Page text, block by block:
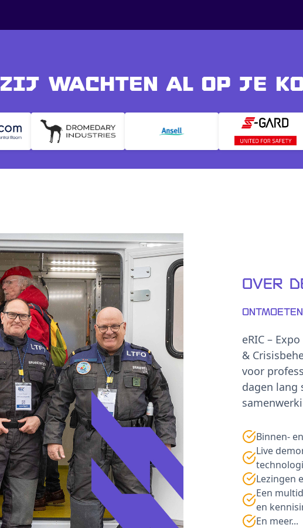
Zij wachten al op je
Over
eRIC –
&
voor
dagen lang
Binnen-
Live
Lezingen
Een
en
En meer...